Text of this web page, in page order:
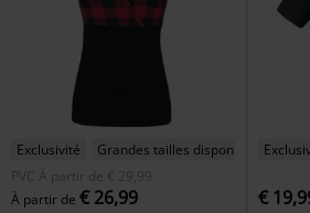
Exclusivité
Grandes tailles disponibles
PVC
À partir de € 29,99
À partir de € 26,99 €